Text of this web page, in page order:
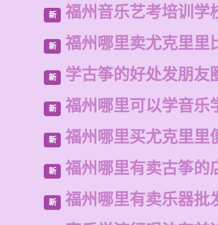
新 福州音乐艺考培训学
新 福州哪里卖尤克里里
新 学古筝的好处发朋友
新 福州哪里可以学音乐
新 福州哪里买尤克里里
新 福州哪里有卖古筝的
新
福州哪里有卖乐器批